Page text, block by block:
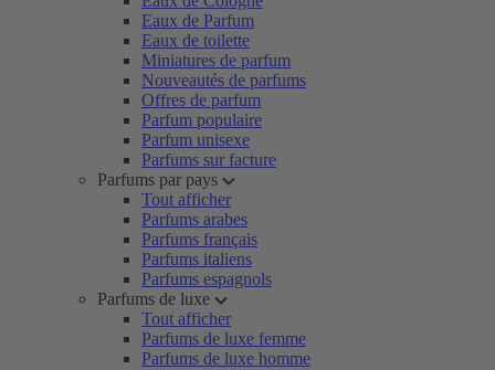
Eaux de Parfum
Eaux de toilette
Miniatures de parfum
Nouveautés de parfums
Offres de parfum
Parfum populaire
Parfum unisexe
Parfums sur facture
Parfums par pays
Tout afficher
Parfums arabes
Parfums français
Parfums italiens
Parfums espagnols
Parfums de luxe
Tout afficher
Parfums de luxe femme
Parfums de luxe homme